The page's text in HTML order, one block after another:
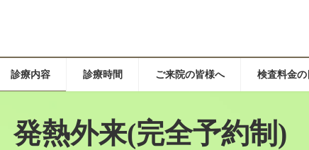
診療内容 診療時間 ご来院の皆様へ 検査料金
発熱外来(完全予約制)